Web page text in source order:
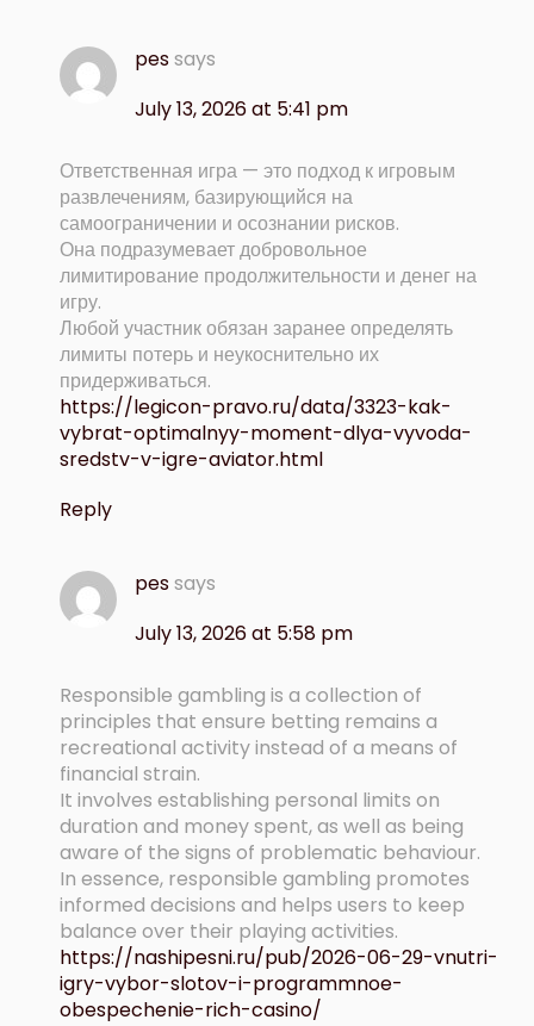
pessays
July 13, 2026 at 5:41 pm
Ответственная игра — это подход к игровым
развлечениям, базирующийся на
самоограничении и осознании рисков.
Она подразумевает добровольное
лимитирование продолжительности и денег на
игру.
Любой участник обязан заранее определять
лимиты потерь и неукоснительно их
придерживаться.
https://legicon-pravo.ru/data/3323-kak-
vybrat-optimalnyy-moment-dlya-vyvoda-
sredstv-v-igre-aviator.html
Reply
pessays
July 13, 2026 at 5:58 pm
Responsible gambling is a collection of
principles that ensure betting remains a
recreational activity instead of a means of
financial strain.
It involves establishing personal limits on
duration and money spent, as well as being
aware of the signs of problematic behaviour.
In essence, responsible gambling promotes
informed decisions and helps users to keep
balance over their playing activities.
https://nashipesni.ru/pub/2026-06-29-vnutri-
igry-vybor-slotov-i-programmnoe-
obespechenie-rich-casino/